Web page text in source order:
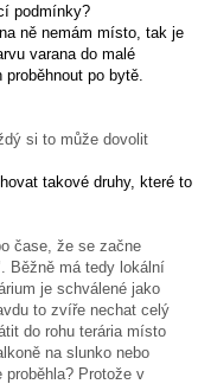
podmínky?
ně nemám místo, tak je
varana do malé
po bytě.
si to může dovolit
takové druhy, které to
čase, že se začne
Běžně má tedy lokální
je schválené jako
to zvíře nechat celý
do rohu terária místo
na slunko nebo
Protože v